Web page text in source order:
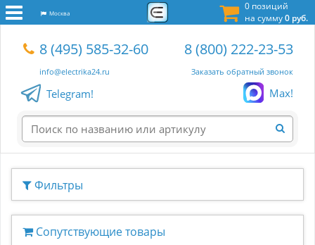
0 позиций
на сумму0 руб.
Москва
8 (495) 585-32-60
info@electrika24.ru
8 (800) 222-23-53
Заказать обратный звонок
Telegram! Max!
Фильтры
Сопутствующие товары